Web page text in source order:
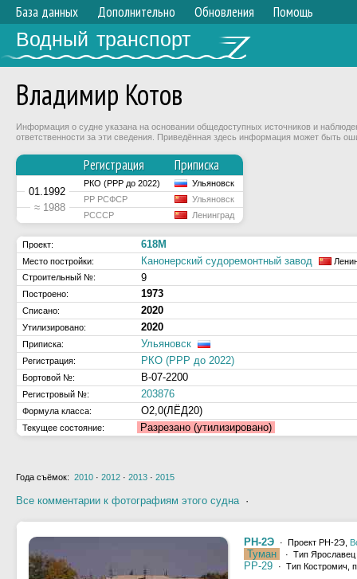
База данных Дополнительно Обновления Помощь
Водный транспорт
Владимир Котов
Информация о судне указана на основании общедоступных источников и
ответственности за эти сведения. Приведённая здесь информация может быть
Регистрация Приписка
01.1992
РКО (РРР до 2022) Ульяновск
≈ 1988
РР РСФСР
Ульяновск
РСССР
Ленинград
Проект: 618М
Место постройки: Канонерский судоремонтный завод
Строительный №:
9
Построено: 1973
Списано: 2020
Утилизировано: 2020
Приписка: Ульяновск
Регистрация: РКО (РРР до 2022)
Бортовой №: В-07-2200
Регистровый №: 203876
Формула класса: О2,0(ЛЁД20)
Текущее состояние: Разрезано (утилизировано)
Года съёмок: 2010 · 2012 · 2013 · 2015
Все комментарии к фотографиям этого судна·
РН-2Э · Проект РН-2Э,
Туман · Тип
РР-29 · Тип Костромич,